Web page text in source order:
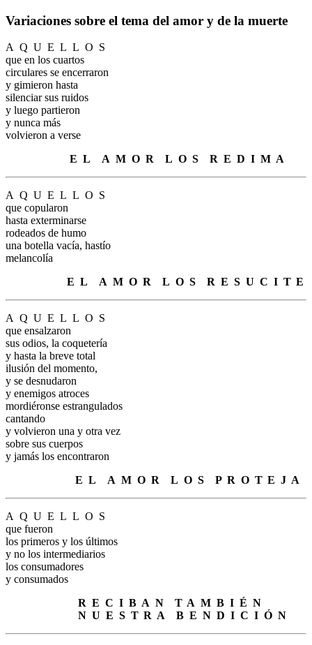
Variaciones sobre el tema del amor y de la muerte
A Q U E L L O S
que en los cuartos
circulares se encerraron
y gimieron hasta
silenciar sus ruidos
y luego partieron
y nunca más
volvieron a verse
E L A M O R L O S R E D I M A
A Q U E L L O S
que copularon
hasta exterminarse
rodeados de humo
una botella vacía, hastío
melancolía
E L A M O R L O S R E S U C I T. E
A Q U E L L O S
que ensalzaron
sus odios, la coquetería
y hasta la breve total
ilusión del momento,
y se desnudaron
y enemigos atroces
mordiéronse estrangulados
cantando
y volvieron una y otra vez
sobre sus cuerpos
y jamás los encontraron
E L A M O R L O S P. R O T. E J A
A Q U E L L O S
que fueron
los primeros y los últimos
y no los intermediarios
los consumadores
y consumados
R E C I B A N T. A M B I É N
N U E S T. R A B E N D I C I Ó N